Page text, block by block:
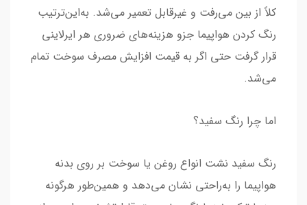
کلاً از بین می‌رفت و غیرقابل تعمیر می‌شد. به‌این‌ترتیب
رنگ کردن هواپیما جزو هزینه‌های ضروری هر ایرلاینی
قرار گرفت حتی اگر به قیمت افزایش مصرف سوخت تمام
می‌شد.
اما چرا رنگ سفید؟
رنگ سفید نشت انواع روغن یا سوخت بر روی بدنه
هواپیما را به‌راحتی نشان می‌دهد و همین‌طور هرگونه